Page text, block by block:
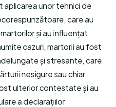
aplicarea unor tehnici de
care au
și au influențat
cazuri, martorii au fost
și stresante, care
nesigure sau chiar
ulterior contestate și au
a declarațiilor